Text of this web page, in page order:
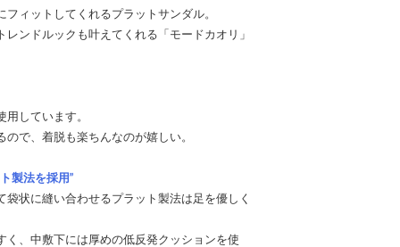
ィットしてくれるプラットサンダル。
ンドルックも叶えてくれる「モードカオリ」
しています。
で、着脱も楽ちんなのが嬉しい。
製法を採用”
状に縫い合わせるプラット製法は足を優しく
く、中敷下には厚めの低反発クッションを使